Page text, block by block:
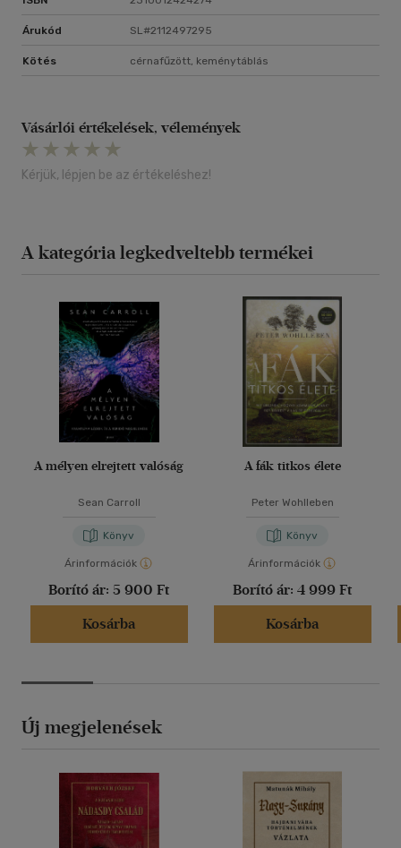
Árukód SL#2112497295
Kötés cérnafűzött, keménytáblás
Vásárlói értékelések, vélemények
Kérjük, lépjen be az értékeléshez!
A kategória legkedveltebb termékei
A mélyen elrejtett valóság
Sean Carroll
Könyv
Árinformációk
Borító ár: 5 900 Ft
Kosárba
A fák titkos élete
Peter Wohlleben
Könyv
Árinformációk
Borító ár: 4 999 Ft
Kosárba
Új megjelenések